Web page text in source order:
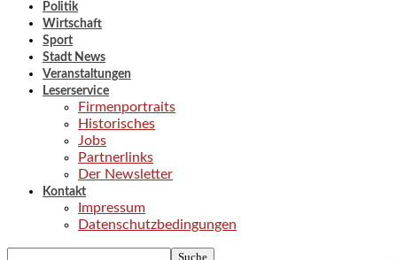
Politik
Wirtschaft
Sport
Stadt News
Veranstaltungen
Leserservice
Firmenportraits
Historisches
Jobs
Partnerlinks
Der Newsletter
Kontakt
Impressum
Datenschutzbedingungen